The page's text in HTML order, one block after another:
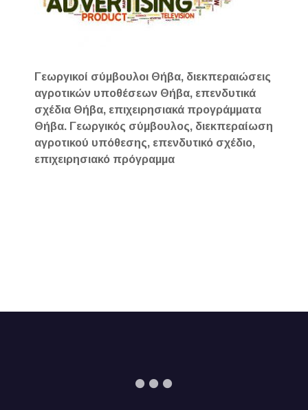
Γεωργικοί σύμβουλοι Θήβα, διεκπεραιώσεις
αγροτικών υποθέσεων Θήβα, επενδυτικά
σχέδια Θήβα, επιχειρησιακά προγράμματα
Θήβα. Γεωργικός σύμβουλος, διεκπεραίωση
αγροτικού υπόθεσης, επενδυτικό σχέδιο,
επιχειρησιακό πρόγραμμα